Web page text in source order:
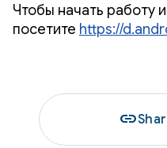
Чтобы начать работу
посетите https://
link